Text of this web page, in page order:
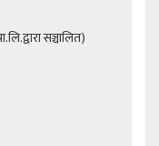
सञ्चालित)